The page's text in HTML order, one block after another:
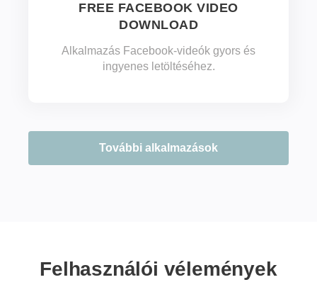
FREE FACEBOOK VIDEO
DOWNLOAD
Alkalmazás Facebook-videók gyors és
ingyenes letöltéséhez.
További alkalmazások
Felhasználói vélemények